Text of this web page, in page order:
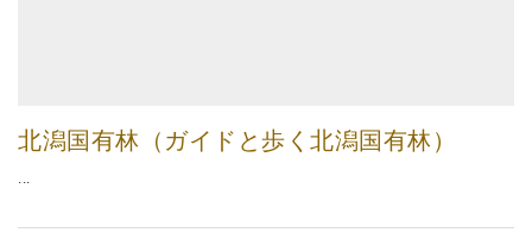
北潟国有林（ガイドと歩く北潟国有林）
...